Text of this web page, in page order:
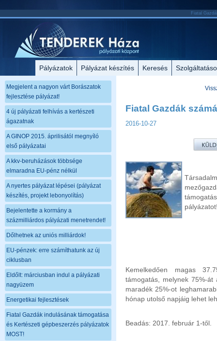
Fiatal
Pályázatok Pályázat készítés Keresés
Megjelent a nagyon várt Borászatok
fejlesztése pályázat!
4 új pályázati felhívás a kertészeti
ágazatnak
A GINOP 2015. áprilisától megnyíló
első pályázatai
A kkv-beruházások többsége
elmaradna EU-pénz nélkül
A nyertes pályázat lépései (pályázat
készítés, projekt lebonyolítás)
Bejelentette a kormány a
százmilliárdos pályázati menetrendet!
Dőlhetnek az uniós milliárdok!
EU-pénzek: erre számíthatunk az új
ciklusban
Eldőlt: márciusban indul a pályázati
nagyüzem
Energetikai fejlesztések
Fiatal Gazdák indulásának támogatása
és Kertészeti gépbeszerzés pályázatok
MOST!
Fiatal Gazdák
2016-10-27
Kemelkedően magas
támogatás, melynek 75%-
maradék 25%-ot
hónap utolső napjáig lehet
Beadás: 2017. február 1-től.